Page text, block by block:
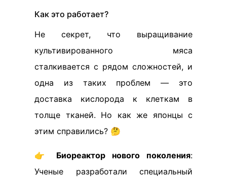
Как это работает?
Не секрет, что выращивание
культивированного мяса
сталкивается с рядом сложностей, и
одна из таких проблем — это
доставка кислорода к клеткам в
толще тканей. Но как же японцы с
этим справились? 🤔
👉 Биореактор нового поколения:
Ученые разработали специальный